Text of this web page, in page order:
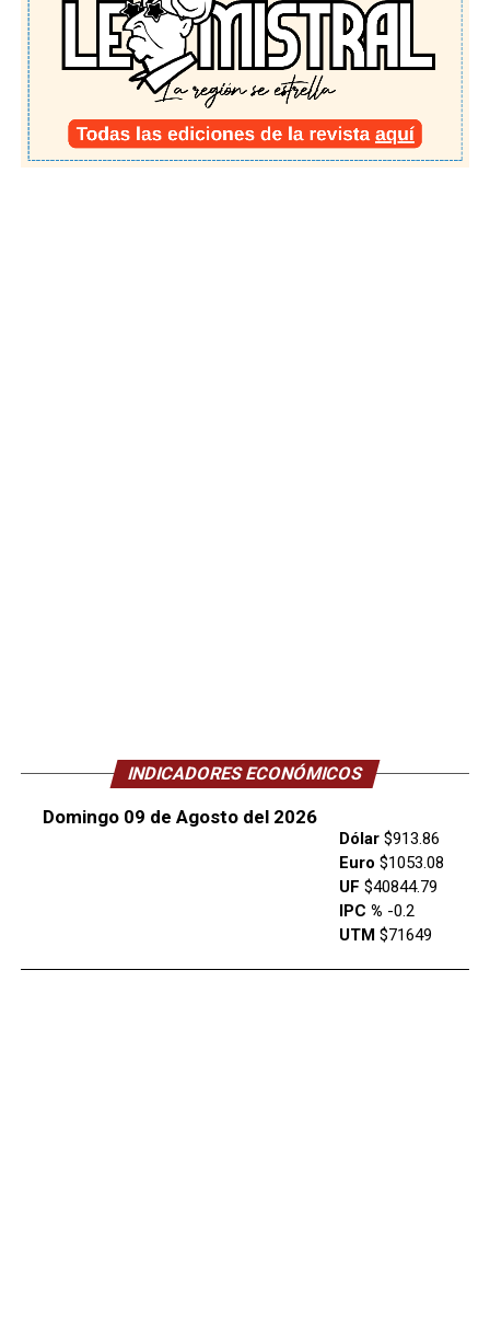
INDICADORES ECONÓMICOS
Domingo 09 de Agosto del 2026
Dólar$913.86
Euro $1053.08
UF $40844.79
IPC % -0.2
UTM$71649